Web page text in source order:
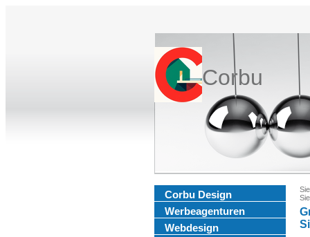
Corbu
Corbu Design
Werbeagenturen
Webdesign